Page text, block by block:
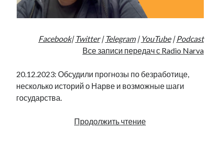
Facebook| Twitter| Telegram| YouTube| Podcast
Все записи передач с Radio Narva
20.12.2023: Обсудили прогнозы по безработице,
несколько историй о Нарве и возможные шаги
государства.
Продолжить чтениеБезработица